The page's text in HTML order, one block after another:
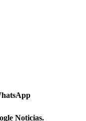
Noticias.